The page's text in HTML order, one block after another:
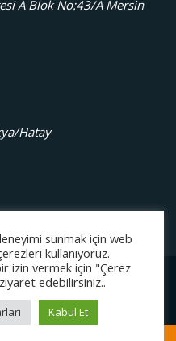
A Blok No:43/A Mersin
Hatay
Danışmanlığı Ltd. Şti.
/ Kuzey Kıbrıs
sunmak için web
kullanıyoruz.
izin vermek için "Çerez
edebilirsiniz..
Kabul Et